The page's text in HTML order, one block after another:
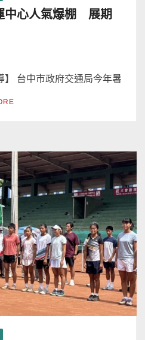
中心人氣爆棚 展期
】 台中市政府交通局今年暑